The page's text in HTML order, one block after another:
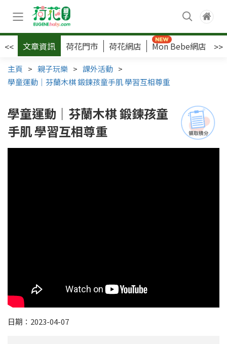
<< 文章資訊 荷花門市 荷花網店 Mon Bebe網店 >>
主頁 > 親子玩樂 > 課外活動 >
學童運動｜芬蘭木棋 鍛鍊孩童手肌 學習互相尊重
學童運動｜芬蘭木棋 鍛鍊孩童
手肌 學習互相尊重
日期：2023-04-07